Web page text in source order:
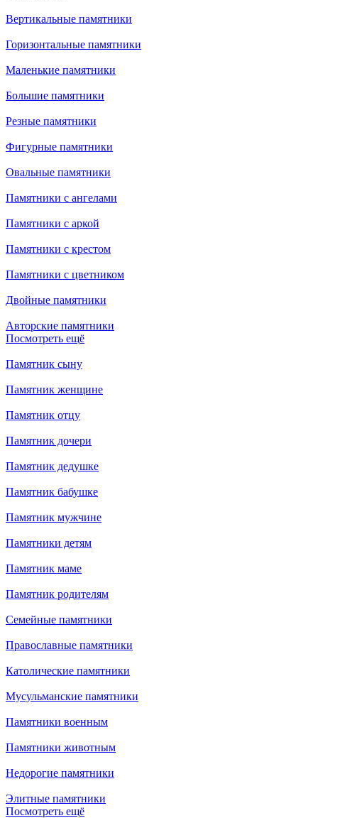
Вертикальные памятники
Горизонтальные памятники
Маленькие памятники
Большие памятники
Резные памятники
Фигурные памятники
Овальные памятники
Памятники с ангелами
Памятники с аркой
Памятники с крестом
Памятники с цветником
Двойные памятники
Авторские памятники
Посмотреть ещё
Памятник сыну
Памятник женщине
Памятник отцу
Памятник дочери
Памятник дедушке
Памятник бабушке
Памятник мужчине
Памятники детям
Памятник маме
Памятник родителям
Семейные памятники
Православные памятники
Католические памятники
Мусульманские памятники
Памятники военным
Памятники животным
Недорогие памятники
Элитные памятники
Посмотреть ещё